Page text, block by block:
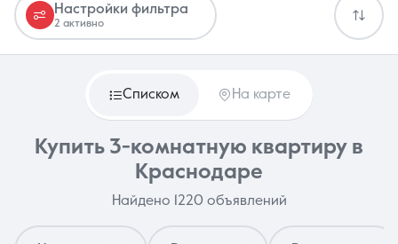
Избранное
0 объявлений 0 объявлений
Недвижимость Услуги
Настройки фильтра
2 активно
Списком На карте
Купить 3-комнатную квартиру в
Краснодаре
Найдено 1220 объявлений